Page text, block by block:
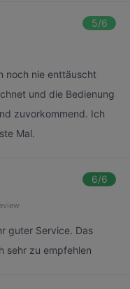
5/6
noch nie enttäuscht
und die Bedienung
zuvorkommend. Ich
Mal.
6/6
guter Service. Das
sehr zu empfehlen